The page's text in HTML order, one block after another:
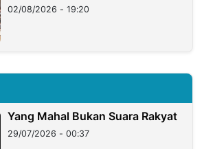
02/08/2026 - 19:20
Yang Mahal Bukan Suara Rakyat
29/07/2026 - 00:37